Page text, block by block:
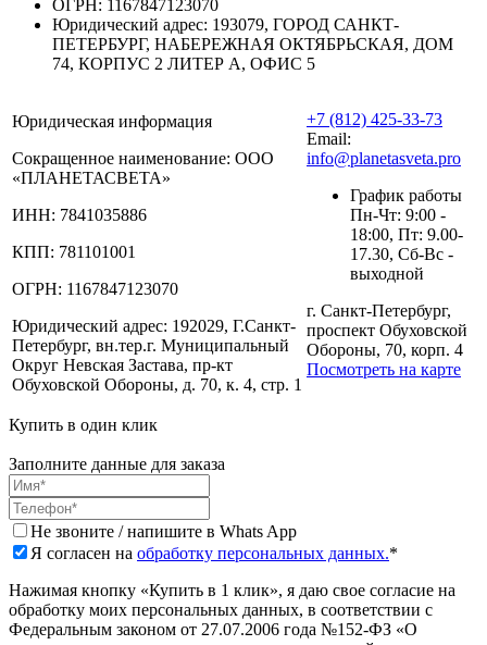
ОГРН: 1167847123070
Юридический адрес: 193079, ГОРОД САНКТ-
ПЕТЕРБУРГ, НАБЕРЕЖНАЯ ОКТЯБРЬСКАЯ, ДОМ
74, КОРПУС 2 ЛИТЕР А, ОФИС 5
Юридическая информация
Сокращенное наименование: ООО
«ПЛАНЕТАСВЕТА»
ИНН: 7841035886
КПП: 781101001
ОГРН: 1167847123070
Юридический адрес: 192029, Г.Санкт-
Петербург, вн.тер.г. Муниципальный
Округ Невская Застава, пр-кт
Обуховской Обороны, д. 70, к. 4, стр. 1
+7 (812) 425-33-73
Email:
info@planetasveta.pro
График работы
Пн-Чт: 9:00 -
18:00, Пт: 9.00-
17.30, Сб-Вс -
выходной
г. Санкт-Петербург,
проспект Обуховской
Обороны, 70, корп. 4
Посмотреть на карте
Купить в один клик
Заполните данные для заказа
Не звоните / напишите в Whats App
Я согласен на обработку персональных данных.*
Нажимая кнопку «Купить в 1 клик», я даю свое согласие на
обработку моих персональных данных, в соответствии с
Федеральным законом от 27.07.2006 года №152-ФЗ «О